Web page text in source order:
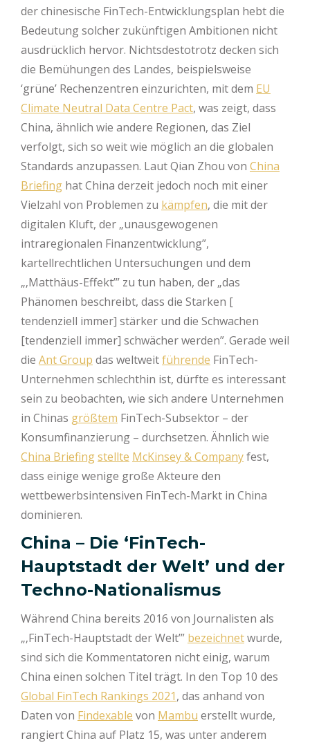
der chinesische FinTech-Entwicklungsplan hebt die
Bedeutung solcher zukünftigen Ambitionen nicht
ausdrücklich hervor. Nichtsdestotrotz decken sich
die Bemühungen des Landes, beispielsweise
‘grüne’ Rechenzentren einzurichten, mit dem EU
Climate Neutral Data Centre Pact, was zeigt, dass
China, ähnlich wie andere Regionen, das Ziel
verfolgt, sich so weit wie möglich an die globalen
Standards anzupassen. Laut Qian Zhou von China
Briefing hat China derzeit jedoch noch mit einer
Vielzahl von Problemen zu kämpfen, die mit der
digitalen Kluft, der „unausgewogenen
intraregionalen Finanzentwicklung”,
kartellrechtlichen Untersuchungen und dem
„‚Matthäus-Effekt’” zu tun haben, der „das
Phänomen beschreibt, dass die Starken [
tendenziell immer] stärker und die Schwachen
[tendenziell immer] schwächer werden”. Gerade weil
die Ant Group das weltweitführende FinTech-
Unternehmen schlechthin ist, dürfte es interessant
sein zu beobachten, wie sich andere Unternehmen
in Chinas größtem FinTech-Subsektor – der
Konsumfinanzierung – durchsetzen. Ähnlich wie
China Briefingstellte McKinsey & Companyfest,
dass einige wenige große Akteure den
wettbewerbsintensiven FinTech-Markt in China
dominieren.
China – Die ‘FinTech-
Hauptstadt der Welt’ und der
Techno-Nationalismus
Während China bereits 2016 von Journalisten als
„‚FinTech-Hauptstadt der Welt’” bezeichnetwurde,
sind sich die Kommentatoren nicht einig, warum
China einen solchen Titel trägt. In den Top 10 des
Global FinTech Rankings 2021, das anhand von
Daten von Findexable von Mambu erstellt wurde,
rangiert China auf Platz 15, was unter anderem